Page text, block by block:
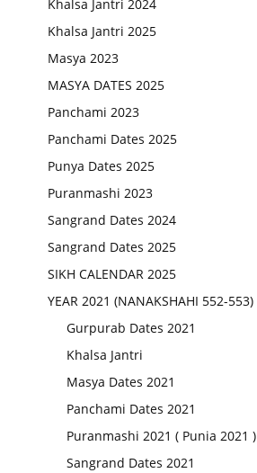
Khalsa Jantri 2024
Khalsa Jantri 2025
Masya 2023
MASYA DATES 2025
Panchami 2023
Panchami Dates 2025
Punya Dates 2025
Puranmashi 2023
Sangrand Dates 2024
Sangrand Dates 2025
SIKH CALENDAR 2025
YEAR 2021 (NANAKSHAHI 552-553)
Gurpurab Dates 2021
Khalsa Jantri
Masya Dates 2021
Panchami Dates 2021
Puranmashi 2021 ( Punia 2021 )
Sangrand Dates 2021